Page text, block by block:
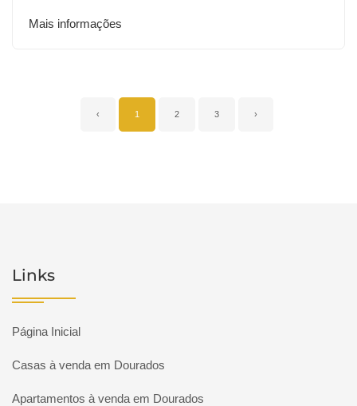
Mais informações
‹ 1 2 3 ›
Links
Página Inicial
Casas à venda em Dourados
Apartamentos à venda em Dourados